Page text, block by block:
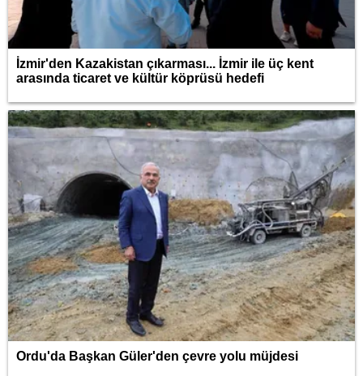
İzmir'den Kazakistan çıkarması... İzmir ile üç kent
arasında ticaret ve kültür köprüsü hedefi
Ordu'da Başkan Güler'den çevre yolu müjdesi